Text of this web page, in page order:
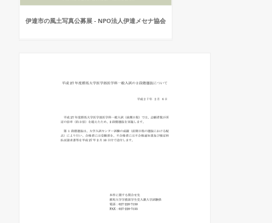
伊達市の風土写真公募展 - NPO法人伊達メセナ協会